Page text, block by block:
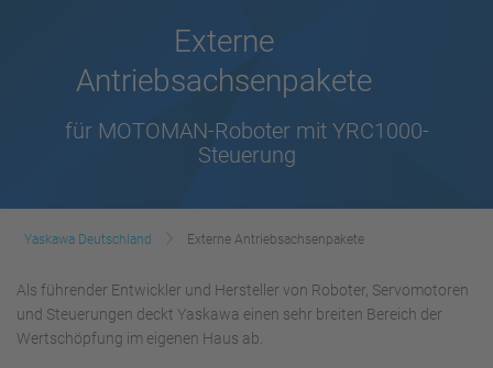
Externe
Antriebsachsenpakete
für MOTOMAN-Roboter mit YRC1000-
Steuerung
Yaskawa Deutschland Externe Antriebsachsenpakete
Als führender Entwickler und Hersteller von Roboter, Servomotoren
und Steuerungen deckt Yaskawa einen sehr breiten Bereich der
Wertschöpfung im eigenen Haus ab.